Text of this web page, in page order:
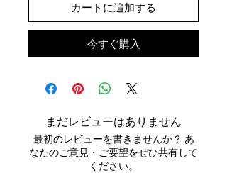
カートに追加する
今すぐ購入
まだレビューはありません
最初のレビューを書きませんか？ あ
なたのご意見・ご要望をぜひ共有して
ください。